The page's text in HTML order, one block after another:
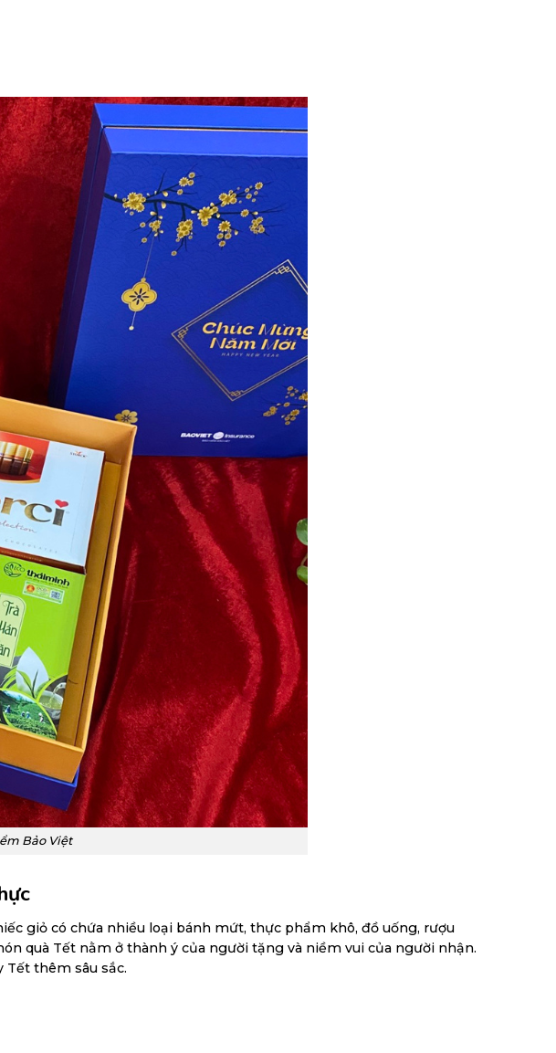
Bảo Việt
giỏ có chứa nhiều loại bánh mứt, thực phẩm khô, đồ uống, rượu
quà Tết nằm ở thành ý của người tặng và niềm vui của người nhận.
thêm sâu sắc.